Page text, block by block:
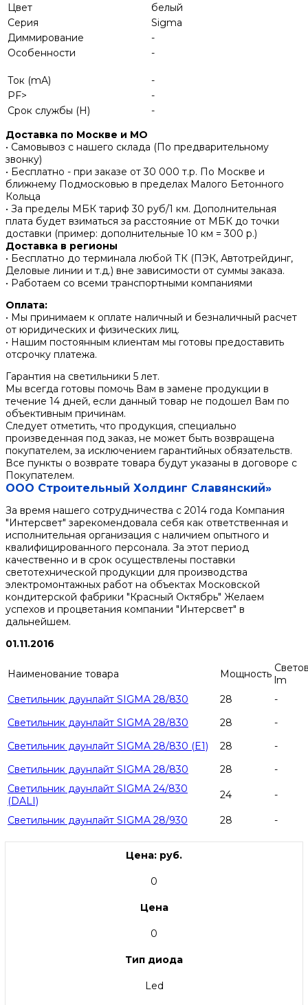
Цвет
белый
Серия
Sigma
Диммирование
-
Особенности
-
Ток (mA)
-
PF>
-
Срок службы (H)
-
Доставка по Москве и МО
• Самовывоз с нашего склада (По предварительному
звонку)
• Бесплатно - при заказе от 30 000 т.р. По Москве и
ближнему Подмосковью в пределах Малого Бетонного
Кольца
• За пределы МБК тариф 30 руб/1 км. Дополнительная
плата будет взиматься за расстояние от МБК до точки
доставки (пример: дополнительные 10 км = 300 р.)
Доставка в регионы
• Бесплатно до терминала любой ТК (ПЭК, Автотрейдинг,
Деловые линии и т.д.) вне зависимости от суммы заказа.
• Работаем со всеми транспортными компаниями
Оплата:
• Мы принимаем к оплате наличный и безналичный расчет
от юридических и физических лиц.
• Нашим постоянным клиентам мы готовы предоставить
отсрочку платежа.
Гарантия на светильники 5 лет.
Мы всегда готовы помочь Вам в замене продукции в
течение 14 дней, если данный товар не подошел Вам по
объективным причинам.
Следует отметить, что продукция, специально
произведенная под заказ, не может быть возвращена
покупателем, за исключением гарантийных обязательств.
Все пункты о возврате товара будут указаны в договоре с
Покупателем.
ООО Строительный Холдинг Славянский»
За время нашего сотрудничества с 2014 года Компания
"Интерсвет" зарекомендовала себя как ответственная и
исполнительная организация с наличием опытного и
квалифицированного персонала. За этот период
качественно и в срок осуществлены поставки
светотехнической продукции для производства
электромонтажных работ на объектах Московской
кондитерской фабрики "Красный Октябрь" Желаем
успехов и процветания компании "Интерсвет" в
дальнейшем.
01.11.2016
Наименование товара Мощность lm
Светильник даунлайт SIGMA 28/830
28
-
Светильник даунлайт SIGMA 28/830
28
-
Светильник даунлайт SIGMA 28/830 (E1)
28
-
Светильник даунлайт SIGMA 28/830
28
-
Светильник даунлайт SIGMA 24/830
(DALI)
24 -
Светильник даунлайт SIGMA 28/930 28 -
Цена: руб.
0
Цена
0
Тип диода
Led